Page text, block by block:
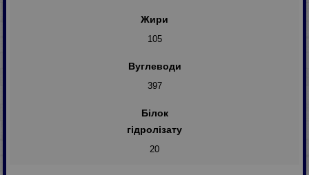
Жири
105
Вуглеводи
397
Білок
гідролізату
20